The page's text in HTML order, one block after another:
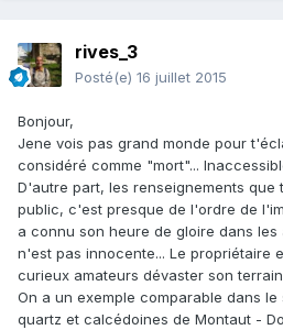
rives_3
Posté(e) 16 juillet 2015
Bonjour,
Jene vois pas grand monde pour
considéré comme "mort"...
D'autre part, les renseignements que
public, c'est presque de l'ordre de
a connu son heure de gloire dans les
n'est pas innocente... Le propriétaire
curieux amateurs dévaster son
On a un exemple comparable dans
quartz et calcédoines de Montaut -